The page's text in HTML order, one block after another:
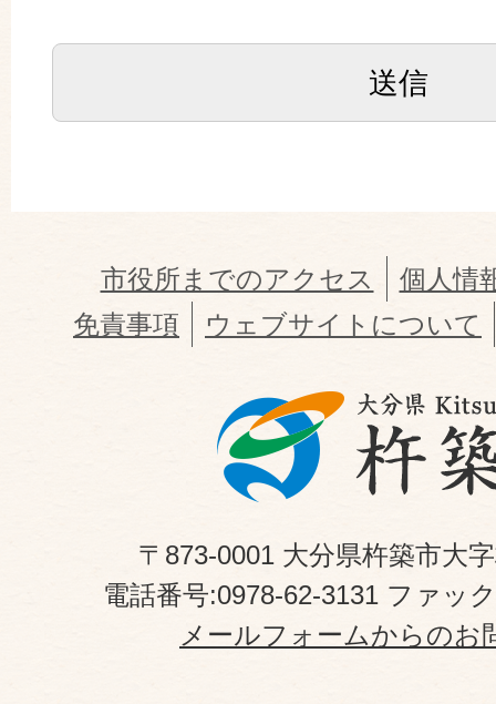
市役所までのアクセス
個人情
免責事項
ウェブサイトについて
〒873-0001 大分県杵築市大
電話番号:0978-62-3131 ファッ
メールフォームからのお